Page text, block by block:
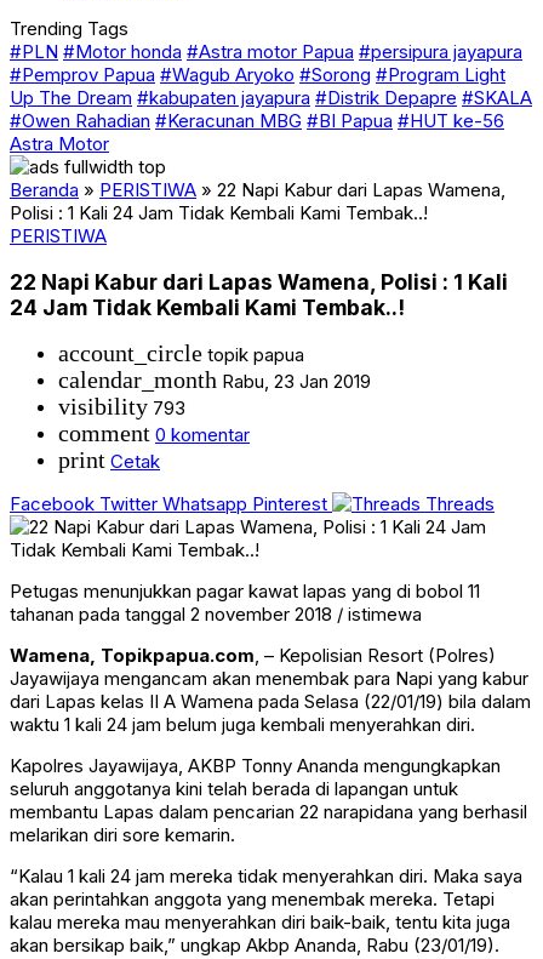
Trending Tags
#PLN #Motor honda #Astra motor Papua #persipura jayapura
#Pemprov Papua #Wagub Aryoko #Sorong #Program Light
Up The Dream #kabupaten jayapura #Distrik Depapre #SKALA
#Owen Rahadian #Keracunan MBG #BI Papua #HUT ke-56
Astra Motor
Beranda » PERISTIWA » 22 Napi Kabur dari Lapas Wamena,
Polisi : 1 Kali 24 Jam Tidak Kembali Kami Tembak..!
PERISTIWA
22 Napi Kabur dari Lapas Wamena, Polisi : 1 Kali
24 Jam Tidak Kembali Kami Tembak..!
account_circle topik papua
calendar_month Rabu, 23 Jan 2019
visibility 793
comment 0 komentar
print Cetak
Facebook Twitter Whatsapp Pinterest Threads
Petugas menunjukkan pagar kawat lapas yang di bobol 11
tahanan pada tanggal 2 november 2018 / istimewa
Wamena, Topikpapua.com, – Kepolisian Resort (Polres)
Jayawijaya mengancam akan menembak para Napi yang kabur
dari Lapas kelas II A Wamena pada Selasa (22/01/19) bila dalam
waktu 1 kali 24 jam belum juga kembali menyerahkan diri.
Kapolres Jayawijaya, AKBP Tonny Ananda mengungkapkan
seluruh anggotanya kini telah berada di lapangan untuk
membantu Lapas dalam pencarian 22 narapidana yang berhasil
melarikan diri sore kemarin.
“Kalau 1 kali 24 jam mereka tidak menyerahkan diri. Maka saya
akan perintahkan anggota yang menembak mereka. Tetapi
kalau mereka mau menyerahkan diri baik-baik, tentu kita juga
akan bersikap baik,” ungkap Akbp Ananda, Rabu (23/01/19).